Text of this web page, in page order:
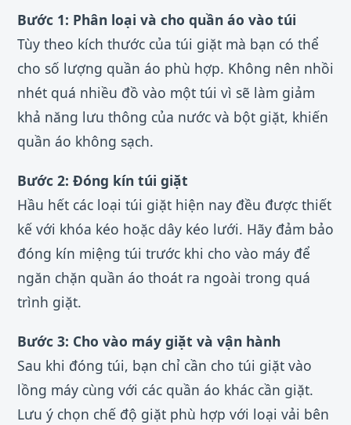
Bước 1: Phân loại và cho quần áo vào túi
Tùy theo kích thước của túi giặt mà bạn có thể
cho số lượng quần áo phù hợp. Không nên nhồi
nhét quá nhiều đồ vào một túi vì sẽ làm giảm
khả năng lưu thông của nước và bột giặt, khiến
quần áo không sạch.
Bước 2: Đóng kín túi giặt
Hầu hết các loại túi giặt hiện nay đều được thiết
kế với khóa kéo hoặc dây kéo lưới. Hãy đảm bảo
đóng kín miệng túi trước khi cho vào máy để
ngăn chặn quần áo thoát ra ngoài trong quá
trình giặt.
Bước 3: Cho vào máy giặt và vận hành
Sau khi đóng túi, bạn chỉ cần cho túi giặt vào
lồng máy cùng với các quần áo khác cần giặt.
Lưu ý chọn chế độ giặt phù hợp với loại vải bên